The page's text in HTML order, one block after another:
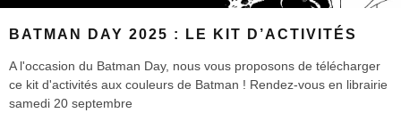
BATMAN DAY 2025 : LE KIT D’ACTIVITÉS
A l'occasion du Batman Day, nous vous proposons de télécharger
ce kit d'activités aux couleurs de Batman ! Rendez-vous en librairie
samedi 20 septembre